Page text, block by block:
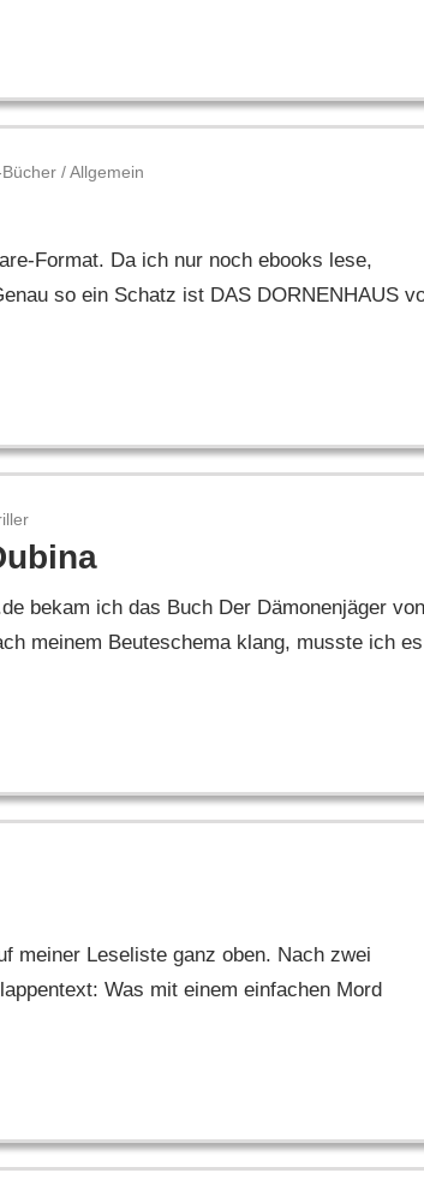
/Allgemein
Format. Da ich nur noch ebooks lese,
so ein Schatz ist DAS DORNENHAUS
bekam ich das Buch Der Dämonenjäger von
meinem Beuteschema klang, musste ich es
meiner Leseliste ganz oben. Nach zwei
Was mit einem einfachen Mord